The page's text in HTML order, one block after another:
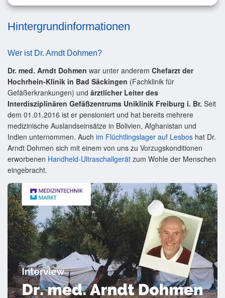
Hintergrundinformationen
Wer ist Dr. Arndt Dohmen?
Dr. med. Arndt Dohmen war unter anderem Chefarzt der
Hochrhein-Klinik in Bad Säckingen (Fachklinik für
Gefäßerkrankungen) und ärztlicher Leiter des
Interdisziplinären Gefäßzentrums Uniklinik Freiburg i. Br. Seit
dem 01.01.2016 ist er pensioniert und hat bereits mehrere
medizinische Auslandseinsätze in Bolivien, Afghanistan und
Indien unternommen. Auch im Flüchtlingslager auf Lesbos hat Dr.
Arndt Dohmen sich mit einem von uns zu Vorzugskonditionen
erworbenen Handheld-Ultraschallgerät zum Wohle der Menschen
eingebracht.